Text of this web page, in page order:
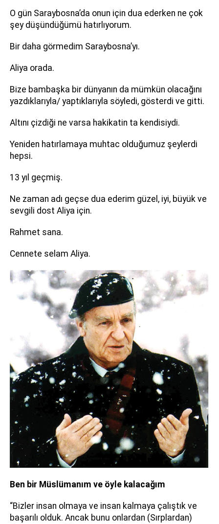
O gün Saraybosna’da onun için dua ederken ne çok
şey düşündüğümü hatırlıyorum.
Bir daha görmedim Saraybosna’yı.
Aliya orada.
Bize bambaşka bir dünyanın da mümkün olacağını
yazdıklarıyla/ yaptıklarıyla söyledi, gösterdi ve gitti.
Altını çizdiği ne varsa hakikatin ta kendisiydi.
Yeniden hatırlamaya muhtac olduğumuz şeylerdi
hepsi.
13 yıl geçmiş.
Ne zaman adı geçse dua ederim güzel, iyi, büyük ve
sevgili dost Aliya için.
Rahmet sana.
Cennete selam Aliya.
Ben bir Müslümanım ve öyle kalacağım
“Bizler insan olmaya ve insan kalmaya çalıştık ve
başarılı olduk. Ancak bunu onlardan (Sırplardan)